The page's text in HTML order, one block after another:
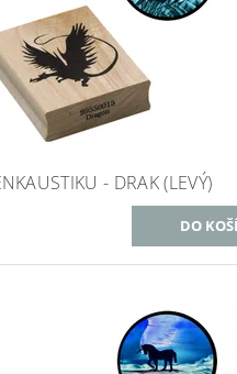
- DRAK (LEVÝ)